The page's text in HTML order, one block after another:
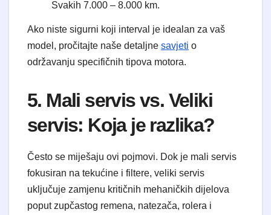
Svakih 7.000 – 8.000 km.
Ako niste sigurni koji interval je idealan za vaš
model, pročitajte naše detaljne savjeti o
održavanju specifičnih tipova motora.
5. Mali servis vs. Veliki
servis: Koja je razlika?
Često se miješaju ovi pojmovi. Dok je mali servis
fokusiran na tekućine i filtere, veliki servis
uključuje zamjenu kritičnih mehaničkih dijelova
poput zupčastog remena, natezača, rolera i